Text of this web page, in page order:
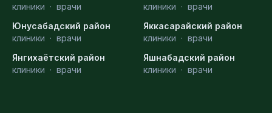
клиники · врачи
клиники · врачи
Юнусабадский район
клиники · врачи
Яккасарайский район
клиники · врачи
Янгихаётский район
клиники · врачи
Яшнабадский район
клиники · врачи